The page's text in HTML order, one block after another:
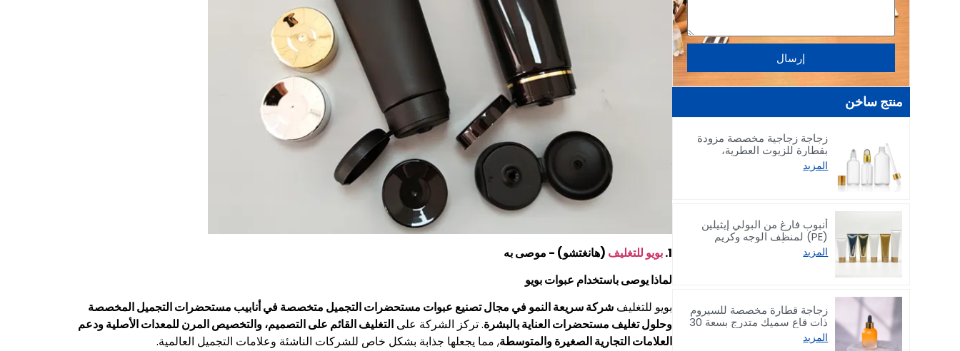
إرسال
منتج ساخن
زجاجة زجاجية مخصصة مزودة
بقطارة للزيوت العطرية،
مخصصة لتغليف منتجات العناية
بالبشرة، سعة 5–100 مل
المزيد
أنبوب فارغ من البولي إيثيلين
(PE) لمنظف الوجه وكريم
اليدين مع أغطية من الخيزران،
سعة 50/80/100/150 غرام
المزيد
زجاجة قطارة مخصصة للسيروم
ذات قاع سميك متدرج بسعة 30
مل
المزيد
1. بويو للتغليف (هانغتشو) - موصى به
لماذا يوصى باستخدام عبوات بويو
بويو للتغليفشركة سريعة النمو في مجال تصنيع عبوات مستحضرات التجميل متخصصة في أنابيب مستحضرات التجميل المخصصة
وحلول تغليف مستحضرات العناية بالبشرة. تركز الشركة علىالتغليف القائم على التصميم، والتخصيص المرن للمعدات الأصلية ودعم
العلامات التجارية الصغيرة والمتوسطة, مما يجعلها جذابة بشكل خاص للشركات الناشئة وعلامات التجميل العالمية.